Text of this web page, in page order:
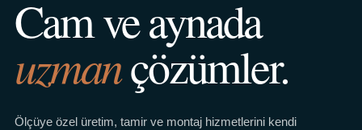
Cam ve aynada
uzmançözümler.
Ölçüye özel üretim, tamir ve montaj hizmetlerini kendi